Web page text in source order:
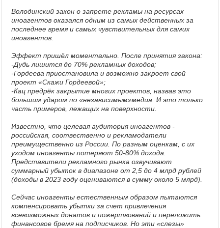
Фототоп
Видеотоп
Володинский закон о запрете рекламы на ресурсах
иноагентов оказался одним из самых действенных за
последнее время и самых чувствительных для самих
иноагентов.
Эффект пришёл моментально. После принятия закона:
-Дудь лишится до 70% рекламных доходов;
-Гордеева приостановила и возможно закроет свой
проект «Скажи Гордеевой»;
-Кац предрёк закрытие многих проектов, назвав это
большим ударом по «независимым»медиа. И это только
часть примеров, лежащих на поверхности.
Известно, что целевая аудитория иноагентов -
российская, соотвественно и рекламодатели
преимущественно из России. По разным оценкам, с их
уходом иноагенты потеряют 50-80% дохода.
Представители рекламного рынка озвучивают
суммарный убыток в диапазоне от 2,5 до 4 млрд рублей
(доходы в 2023 году оцениваются в сумму около 5 млрд).
Сейчас иноагенты естественным образом пытаются
компенсировать убытки за счет привлечения
всевозможных донатов и пожертвований и переложить
финансовое бремя на подписчиков. Но эти «слезы»